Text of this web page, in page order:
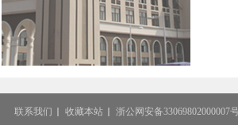
联系我们 收藏本站 浙公网安备33069802000007